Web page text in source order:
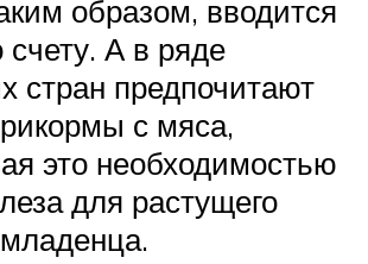
образом, вводится
счету. А в ряде
стран предпочитают
с мяса,
это необходимостью
для растущего